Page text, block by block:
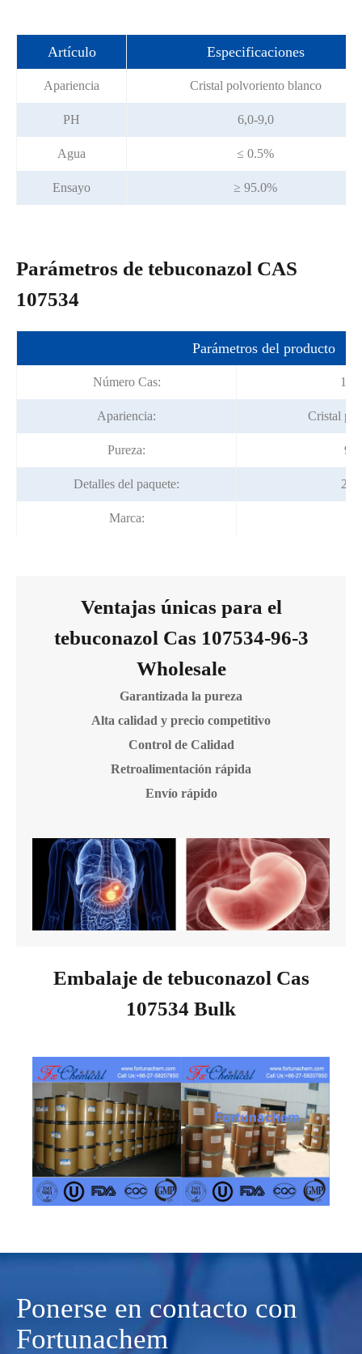
Artículo Especificaciones
Apariencia Cristal polvoriento blanco
PH 6,0-9,0
Agua ≤ 0.5%
Ensayo ≥ 95.0%
Parámetros de tebuconazol CAS
107534
Parámetros del producto
Número Cas:
Apariencia: Cristal
Pureza:
Detalles del paquete:
Marca:
Ventajas únicas para el
tebuconazol Cas 107534-96-3
Wholesale
Garantizada la pureza
Alta calidad y precio competitivo
Control de Calidad
Retroalimentación rápida
Envío rápido
Embalaje de tebuconazol Cas
107534 Bulk
Ponerse en contacto con
Fortunachem